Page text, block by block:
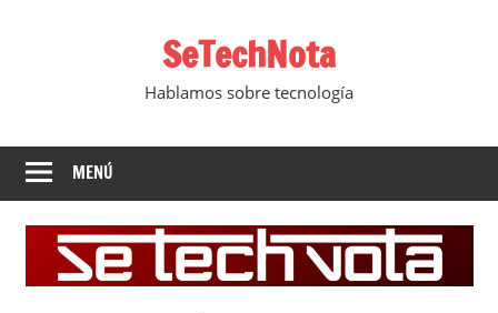
SeTechNota
Hablamos sobre tecnología
MENÚ